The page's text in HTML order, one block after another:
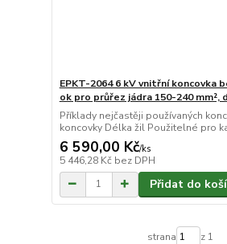
EPKT-2064 6 kV vnitřní koncovka
ok pro průřez jádra 150-240 mm²,
Příklady nejčastěji používaných
koncovky Délka žil Použitelné pro
6 590,00 Kč/ks
5 446,28 Kč bez DPH
Přidat do
strana z 1